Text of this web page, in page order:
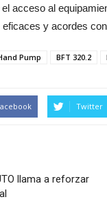
acceso al
y acordes
Pump BFT 320.2
Twitter
llama a reforzar